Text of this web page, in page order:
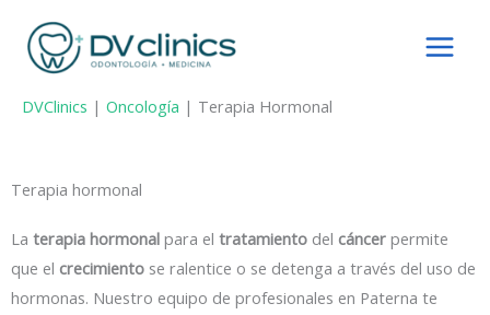
contenido
DVClinics | Oncología | Terapia Hormonal
Terapia hormonal
La terapia hormonal para el tratamiento del cáncer permite
que el crecimiento se ralentice o se detenga a través del uso de
hormonas. Nuestro equipo de profesionales en Paterna te